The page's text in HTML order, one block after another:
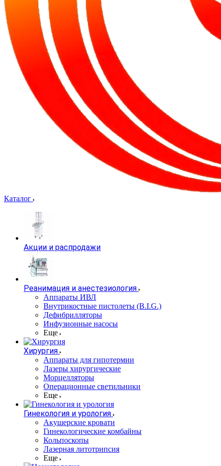
Каталог
Акции и распродажи
Реанимация и анестезиология
Аппараты ИВЛ
Внутрикостные пистолеты (B.I.G.)
Дефибрилляторы
Инфузионные насосы
Еще
Хирургия
Аппараты для гипотермии
Лазеры хирургические
Морцелляторы
Операционные светильники
Еще
Гинекология и урология
Акушерские кровати
Гинекологические комбайны
Кольпоскопы
Лазерная литотрипсия
Еще